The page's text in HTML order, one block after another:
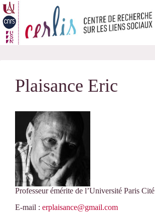
Passer
au
contenu
Plaisance Eric
Professeur émérite de l’Université Paris Cité
E-mail : erplaisance@gmail.com